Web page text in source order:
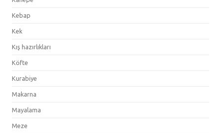
Kebap
Kek
Kış hazırlıkları
Köfte
Kurabiye
Makarna
Mayalama
Meze